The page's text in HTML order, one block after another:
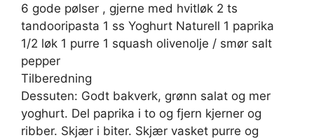
6 gode pølser , gjerne med hvitløk 2 ts
tandooripasta 1 ss Yoghurt Naturell 1 paprika
1/2 løk 1 purre 1 squash olivenolje / smør salt
pepper
Tilberedning
Dessuten: Godt bakverk, grønn salat og mer
yoghurt. Del paprika i to og fjern kjerner og
ribber. Skjær i biter. Skjær vasket purre og